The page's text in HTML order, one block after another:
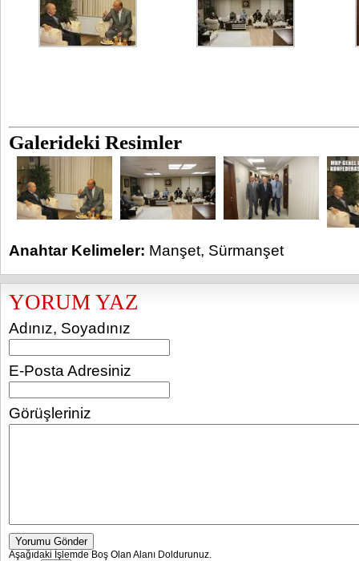
Galerideki Resimler
Anahtar Kelimeler: Manşet, Sürmanşet
YORUM YAZ
Adınız, Soyadınız
E-Posta Adresiniz
Görüşleriniz
Yorumu Gönder
Aşağıdaki İşlemde Boş Olan Alanı Doldurunuz.